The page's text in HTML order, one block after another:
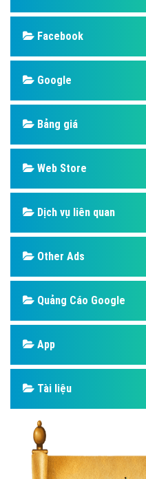
Facebook
Google
Bảng giá
Web Store
Dịch vụ liên quan
Other Ads
Quảng Cáo Google
App
Tài liệu